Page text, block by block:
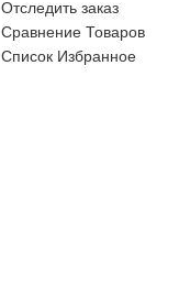
Отследить заказ
Сравнение Товаров
Список Избранное